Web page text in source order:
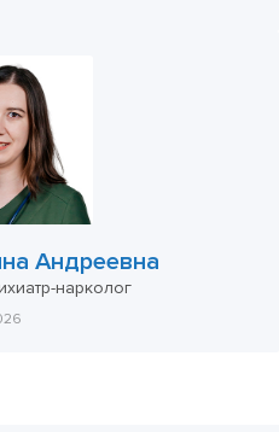
Андреевна
нарколог